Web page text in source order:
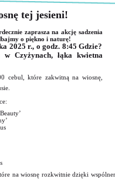
tej jesieni!
zaprasza na akcję sadzenia
o piękno i naturę!
2025 r., o godz. 8:45 Gdzie?
Czyżynach, łąka kwietna
cebul, które zakwitną na wiosnę,
na wiosnę rozkwitnie dzięki